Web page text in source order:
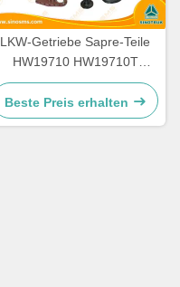
LKW-Getriebe Sapre-Teile
HW19710 HW19710T
HW19712 Sinotruk Howo
Beste Preis erhalten